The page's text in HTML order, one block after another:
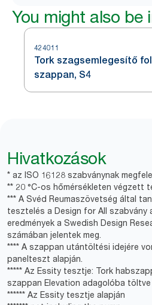
You might also be
424011
Tork szagsemlegesítő
szappan, S4
Hivatkozások
* az ISO 16128 szabványnak
** 20 °C-os hőmérsékleten végzett
*** A Svéd Reumaszövetség által
tesztelés a Design for All szabvány
eredmények a Swedish Design
számában jelentek meg.
**** A szappan utántöltési idejére
panelteszt alapján.
***** Az Essity tesztje: Tork
szappan Elevation adagolóba töltve
****** Az Essity tesztje alapján